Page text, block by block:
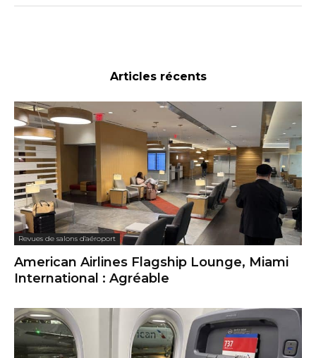
Articles récents
Revues de salons d'aéroport
American Airlines Flagship Lounge, Miami
International : Agréable